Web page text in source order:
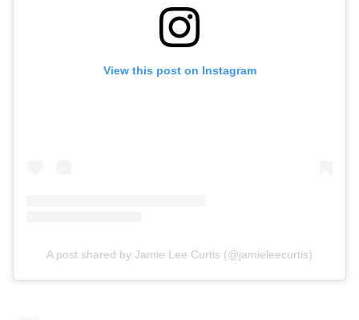
View this post on Instagram
A post shared by Jamie Lee Curtis (@jamieleecurtis)